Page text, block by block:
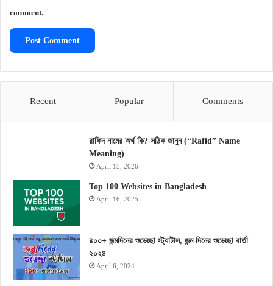
comment.
Recent Popular Comments
রাফিদ নামের অর্থ কি? সঠিক জানুন (“Rafid” Name
Meaning)
April 15, 2026
Top 100 Websites in Bangladesh
April 16, 2025
৪০০+ জন্মদিনের শুভেচ্ছা স্ট্যাটাস, জন্ম দিনের শুভেচ্ছা বার্তা
২০২৪
April 6, 2024